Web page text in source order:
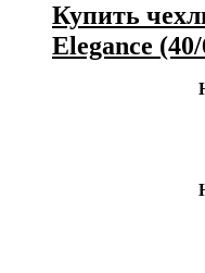
Купить
Elegance